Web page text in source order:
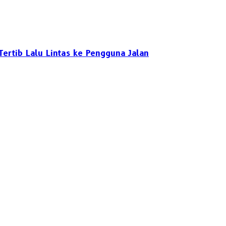
Lalu Lintas ke Pengguna Jalan